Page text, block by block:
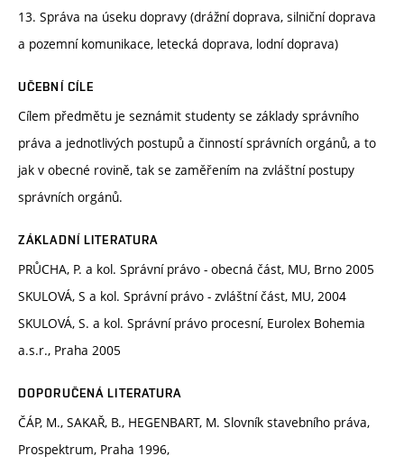
13. Správa na úseku dopravy (drážní doprava, silniční doprava
a pozemní komunikace, letecká doprava, lodní doprava)
UČEBNÍ CÍLE
Cílem předmětu je seznámit studenty se základy správního
práva a jednotlivých postupů a činností správních orgánů, a to
jak v obecné rovině, tak se zaměřením na zvláštní postupy
správních orgánů.
ZÁKLADNÍ LITERATURA
PRŮCHA, P. a kol. Správní právo - obecná část, MU, Brno 2005
SKULOVÁ, S a kol. Správní právo - zvláštní část, MU, 2004
SKULOVÁ, S. a kol. Správní právo procesní, Eurolex Bohemia
a.s.r., Praha 2005
DOPORUČENÁ LITERATURA
ČÁP, M., SAKAŘ, B., HEGENBART, M. Slovník stavebního práva,
Prospektrum, Praha 1996,